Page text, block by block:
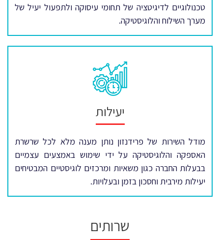
טכנולוגיים לדיגיטציה של תחומי עיסוקה ולתפעול יעיל של
מערך השילוח והלוגיסטיקה.
יעילות
מודל השירות של פרידנזון נותן מענה מלא לכל שרשרת
האספקה והלוגיסטיקה על ידי שימוש באמצעים עצמיים
בבעלות החברה כגון משאיות ומרכזים לוגיסטיים המבטיחים
יעילות מירבית וחסכון בזמן ובעלויות.
שרותים